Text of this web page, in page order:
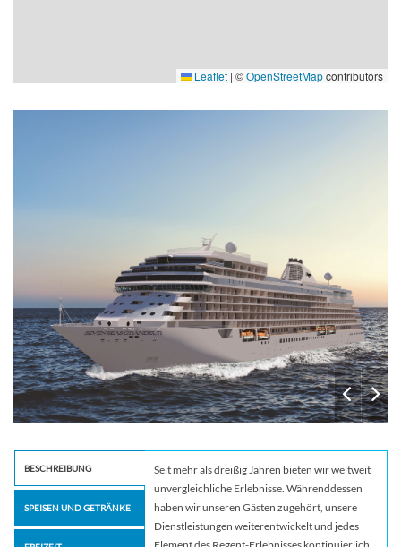
Leaflet | ©OpenStreetMapcontributors
BESCHREIBUNG
SPEISEN UND GETRÄNKE
Seit mehr als dreißig Jahren bieten wir weltweit
unvergleichliche Erlebnisse. Währenddessen
haben wir unseren Gästen zugehört, unsere
Dienstleistungen weiterentwickelt und jedes